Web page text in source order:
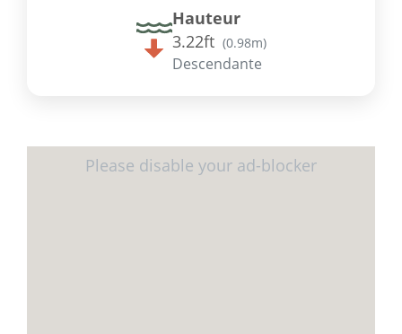
Hauteur
3.22ft (0.98m)
Descendante